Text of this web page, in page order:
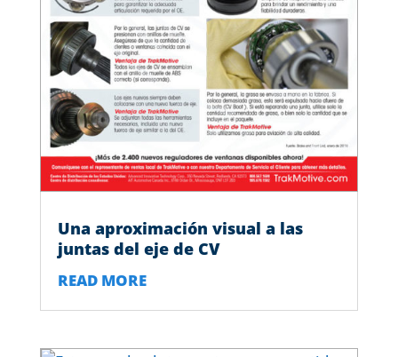
Una aproximación visual a las
juntas del eje de CV
READ MORE